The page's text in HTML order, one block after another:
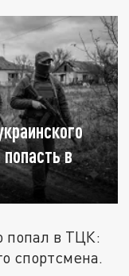
в
попал в ТЦК:
спортсмена.